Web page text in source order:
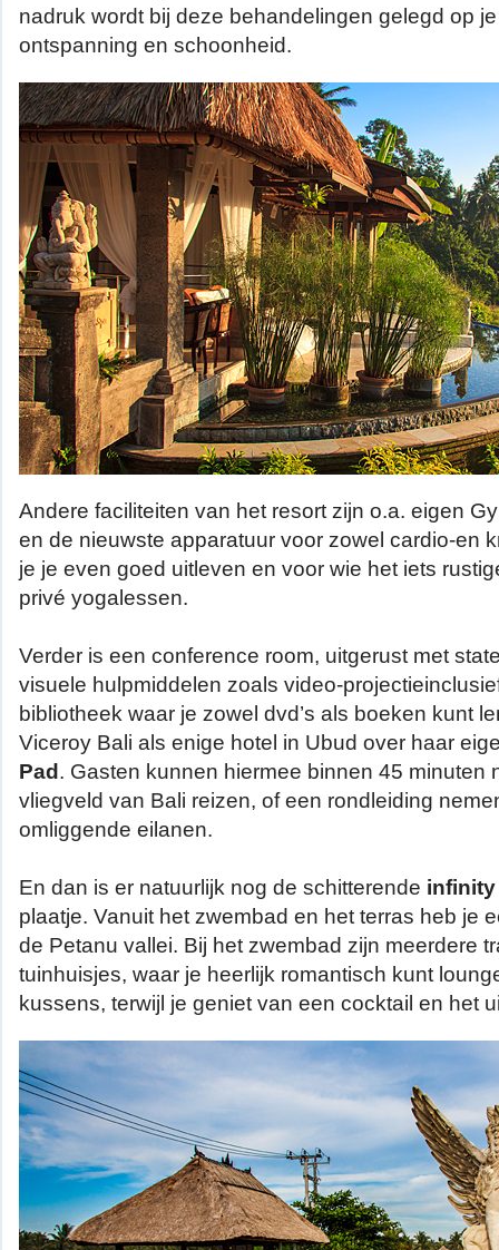
nadruk wordt bij deze behandelingen gelegd op
ontspanning en schoonheid.
Andere faciliteiten van het resort zijn o.a. eigen
en de nieuwste apparatuur voor zowel cardio-en
je je even goed uitleven en voor wie het iets
privé yogalessen.
Verder is een conference room, uitgerust met
visuele hulpmiddelen zoals video-
bibliotheek waar je zowel dvd’s als boeken kunt
Viceroy Bali als enige hotel in Ubud over haar
Pad . Gasten kunnen hiermee binnen 45 minuten
vliegveld van Bali reizen, of een rondleiding
omliggende eilanen.
En dan is er natuurlijk nog de schitterende
plaatje. Vanuit het zwembad en het terras heb je
de Petanu vallei. Bij het zwembad zijn meerdere
tuinhuisjes, waar je heerlijk romantisch kunt
kussens, terwijl je geniet van een cocktail en het